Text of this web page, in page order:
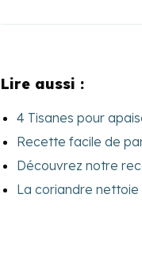
Lire aussi :
4 Tisanes pour
Recette facile de
Découvrez notre
La coriandre